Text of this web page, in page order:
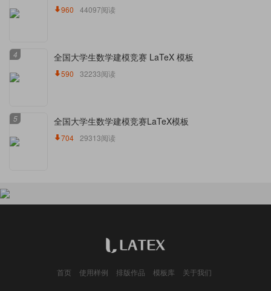
960 44097阅读
4 全国大学生数学建模竞赛 LaTeX 模板
590 32233阅读
5 全国大学生数学建模竞赛LaTeX模板
704 29313阅读
首页 使用样例 排版作品 模板库 关于我们